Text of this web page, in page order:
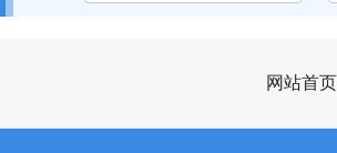
网站首页